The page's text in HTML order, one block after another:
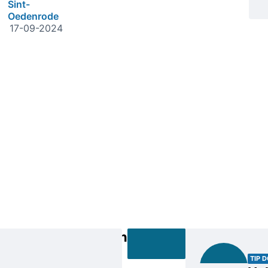
Sint-
Oedenrode
17-09-2024
Bedrijfsnaam
TIP